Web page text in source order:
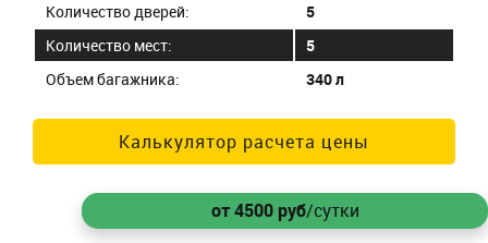
Количество дверей:
5
Количество мест:
5
Объем багажника:
340 л
Калькулятор расчета цены
от 4500руб/сутки